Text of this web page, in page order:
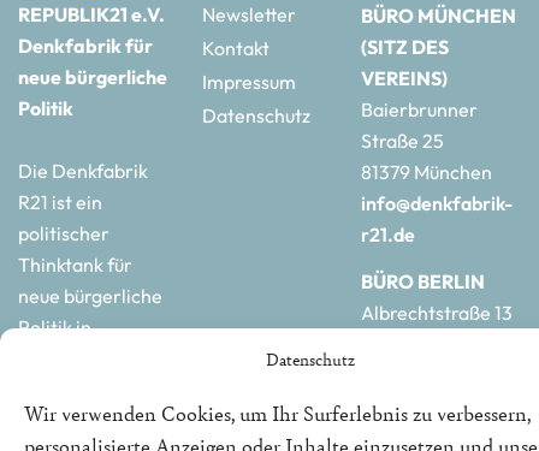
Datenschutz
Wir verwenden Cookies, um Ihr Surferlebnis zu verbessern,
REPUBLIK21 e.V.
Denkfabrik für
neue bürgerliche
Politik
Die Denkfabrik
R21 ist ein
politischer
Thinktank für
neue bürgerliche
Politik in
Newsletter
Kontakt
Impressum
Datenschutz
BÜRO MÜNCHEN
(SITZ DES
VEREINS)
Baierbrunner
Straße 25
81379 München
info@denkfabrik-
r21.de
BÜRO BERLIN
Albrechtstraße 13
r21.de